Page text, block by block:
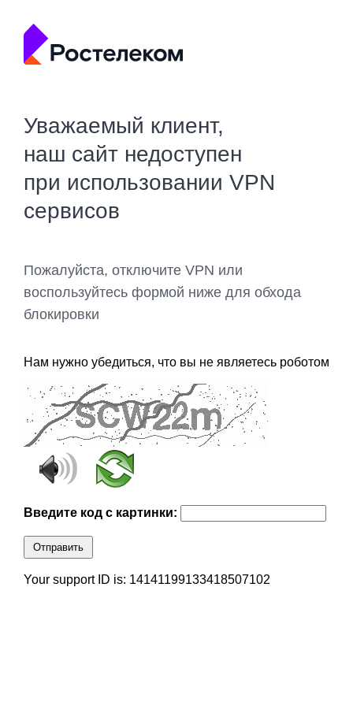
Уважаемый клиент,
наш сайт недоступен
при использовании VPN
сервисов
Пожалуйста, отключите VPN или
воспользуйтесь формой ниже для обхода
блокировки
Нам нужно убедиться, что вы не являетесь роботом
Введите код с картинки:
Отправить
Your support ID is: 14141199133418507102